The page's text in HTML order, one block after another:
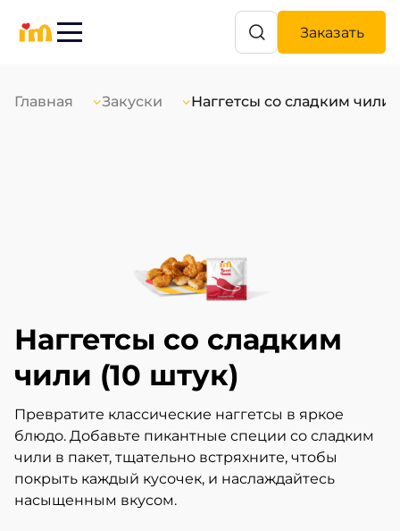
Заказать
Главная Закуски Наггетсы со сладким чили
Наггетсы со сладким
чили (10 штук)
Превратите классические наггетсы в яркое
блюдо. Добавьте пикантные специи со сладким
чили в пакет, тщательно встряхните, чтобы
покрыть каждый кусочек, и наслаждайтесь
насыщенным вкусом.